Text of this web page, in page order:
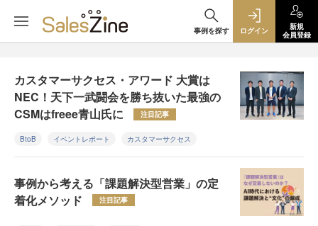
事例を探す ログイン
新規
会員登録
カスタマーサクセス・アワード 大賞は
NEC！天下一武闘会を勝ち抜いた最強の
CSMはfreee青山氏に
注目記事
BtoB イベントレポート カスタマーサクセス
事例から考える「課題解決型営業」の定
着化メソッド
注目記事